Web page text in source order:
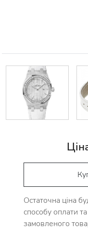
Остаточна ціна
способу оплати
замовленого